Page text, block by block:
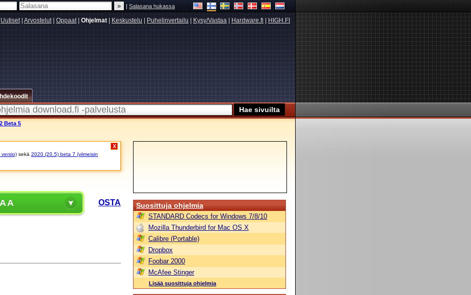
|Salasana hukassa
Uutiset| Arvostelut| Oppaat| Ohjelmat Keskustelu Puhelinvertailu Kysy/Vastaa Hardware.fi HIGH.FI
Beta 5
versio) sekä 2020 (20.5) beta 7 (viimeisin
X
OSTA Suosittuja ohjelmia
STANDARD Codecs for Windows 7/8/10
Mozilla Thunderbird for Mac OS X
Calibre (Portable)
Dropbox
Foobar 2000
McAfee Stinger
Lisää suosittuja ohjelmia